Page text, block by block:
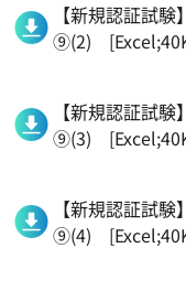
【新規認証試
⑨(2)
【新規認証試
⑨(3)
【新規認証試
⑨(4)